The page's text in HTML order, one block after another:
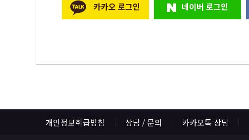
네이버 로그인
카카오 로그인
개인정보취급방침 상담 / 문의 카카오톡 상담